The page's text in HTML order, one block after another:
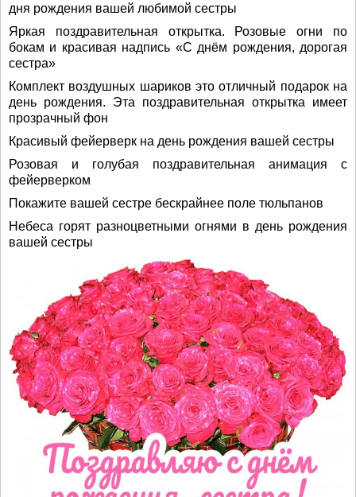
дня рождения вашей любимой сестры
Яркая поздравительная открытка. Розовые огни по
бокам и красивая надпись «С днём рождения, дорогая
сестра»
Комплект воздушных шариков это отличный подарок на
день рождения. Эта поздравительная открытка имеет
прозрачный фон
Красивый фейерверк на день рождения вашей сестры
Розовая и голубая поздравительная анимация с
фейерверком
Покажите вашей сестре бескрайнее поле тюльпанов
Небеса горят разноцветными огнями в день рождения
вашей сестры